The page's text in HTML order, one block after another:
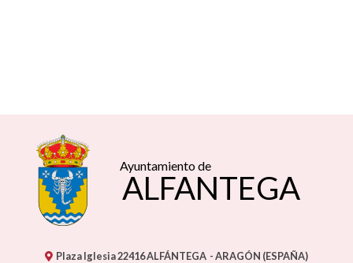
Ayuntamiento de
ALFANTEGA
Plaza Iglesia22416ALFÁNTEGA - ARAGÓN (ESPAÑA)